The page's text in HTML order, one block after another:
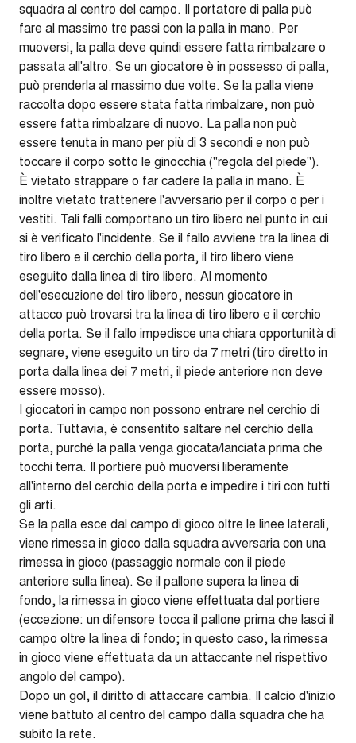
squadra al centro del campo. Il portatore di palla può
fare al massimo tre passi con la palla in mano. Per
muoversi, la palla deve quindi essere fatta rimbalzare o
passata all'altro. Se un giocatore è in possesso di palla,
può prenderla al massimo due volte. Se la palla viene
raccolta dopo essere stata fatta rimbalzare, non può
essere fatta rimbalzare di nuovo. La palla non può
essere tenuta in mano per più di 3 secondi e non può
toccare il corpo sotto le ginocchia ("regola del piede").
È vietato strappare o far cadere la palla in mano. È
inoltre vietato trattenere l'avversario per il corpo o per i
vestiti. Tali falli comportano un tiro libero nel punto in cui
si è verificato l'incidente. Se il fallo avviene tra la linea di
tiro libero e il cerchio della porta, il tiro libero viene
eseguito dalla linea di tiro libero. Al momento
dell'esecuzione del tiro libero, nessun giocatore in
attacco può trovarsi tra la linea di tiro libero e il cerchio
della porta. Se il fallo impedisce una chiara opportunità di
segnare, viene eseguito un tiro da 7 metri (tiro diretto in
porta dalla linea dei 7 metri, il piede anteriore non deve
essere mosso).
I giocatori in campo non possono entrare nel cerchio di
porta. Tuttavia, è consentito saltare nel cerchio della
porta, purché la palla venga giocata/lanciata prima che
tocchi terra. Il portiere può muoversi liberamente
all'interno del cerchio della porta e impedire i tiri con tutti
gli arti.
Se la palla esce dal campo di gioco oltre le linee laterali,
viene rimessa in gioco dalla squadra avversaria con una
rimessa in gioco (passaggio normale con il piede
anteriore sulla linea). Se il pallone supera la linea di
fondo, la rimessa in gioco viene effettuata dal portiere
(eccezione: un difensore tocca il pallone prima che lasci il
campo oltre la linea di fondo; in questo caso, la rimessa
in gioco viene effettuata da un attaccante nel rispettivo
angolo del campo).
Dopo un gol, il diritto di attaccare cambia. Il calcio d'inizio
viene battuto al centro del campo dalla squadra che ha
subito la rete.